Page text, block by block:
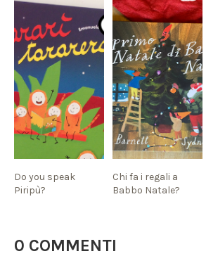
Do you speak
Piripù?
Chi fa i regali a
Babbo Natale?
0 COMMENTI